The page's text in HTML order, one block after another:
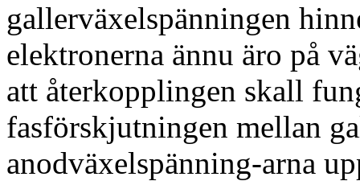
gallerväxelspänningen
elektronerna ännu äro på
att återkopplingen skall
fasförskjutningen mellan
anodväxelspänning-arna